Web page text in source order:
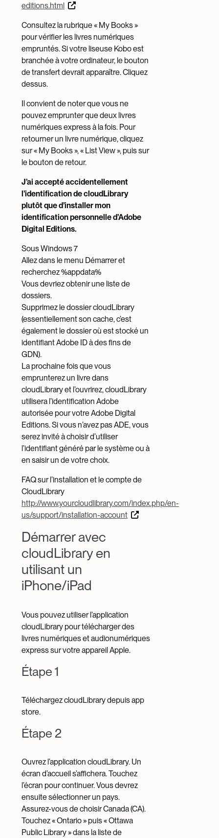
editions.html
Consultez la rubrique « My Books »
pour vérifier les livres numériques
empruntés. Si votre liseuse Kobo est
branchée à votre ordinateur, le bouton
de transfert devrait apparaître. Cliquez
dessus.
Il convient de noter que vous ne
pouvez emprunter que deux livres
numériques express à la fois. Pour
retourner un livre numérique, cliquez
sur « My Books », « List View », puis sur
le bouton de retour.
J’ai accepté accidentellement
l’identification de cloudLibrary
plutôt que d’installer mon
identification personnelle d’Adobe
Digital Editions.
Sous Windows 7
Allez dans le menu Démarrer et
recherchez %appdata%
Vous devriez obtenir une liste de
dossiers.
Supprimez le dossier cloudLibrary
(essentiellement son cache, c’est
également le dossier où est stocké un
identifiant Adobe ID à des fins de
GDN).
La prochaine fois que vous
emprunterez un livre dans
cloudLibrary et l’ouvrirez, cloudLibrary
utilisera l’identification Adobe
autorisée pour votre Adobe Digital
Editions. Si vous n’avez pas ADE, vous
serez invité à choisir d’utiliser
l’identifiant généré par le système ou à
en saisir un de votre choix.
FAQ sur l’installation et le compte de
CloudLibrary
http://www.yourcloudlibrary.com/index.php/en-
us/support/installation-account
Démarrer avec
cloudLibrary en
utilisant un
iPhone/iPad
Vous pouvez utiliser l’application
cloudLibrary pour télécharger des
livres numériques et audionumériques
express sur votre appareil Apple.
Étape 1
Téléchargez cloudLibrary depuis app
store.
Étape 2
Ouvrez l’application cloudLibrary. Un
écran d’accueil s’affichera. Touchez
l’écran pour continuer. Vous devrez
ensuite sélectionner un pays.
Assurez-vous de choisir Canada (CA).
Touchez « Ontario » puis « Ottawa
Public Library » dans la liste de